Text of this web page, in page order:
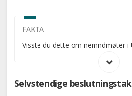
FAKTA
Visste du dette om nemndmøter i
Selvstendige